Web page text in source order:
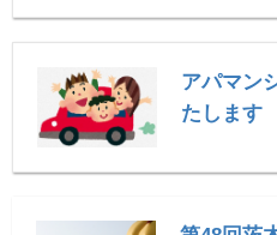
アパマン
たします